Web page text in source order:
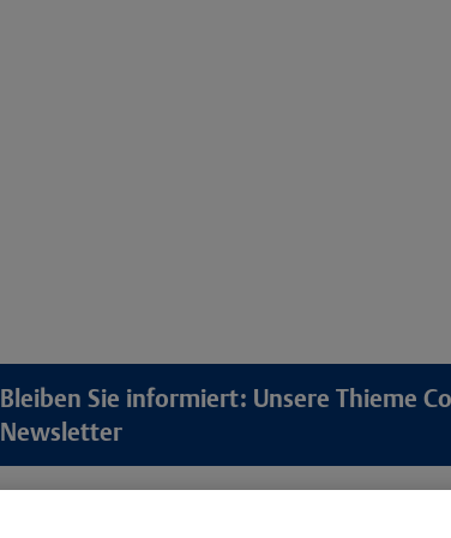
Bleiben Sie informiert: Unsere Thieme
Newsletter